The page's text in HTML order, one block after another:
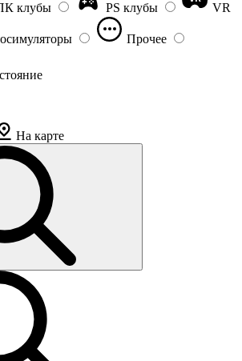
клубы PS клубы VR
Прочее
На карте